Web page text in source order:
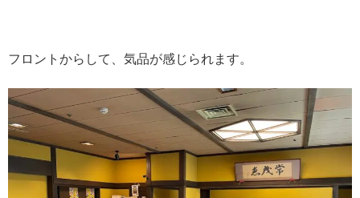
フロントからして、気品が感じられます。